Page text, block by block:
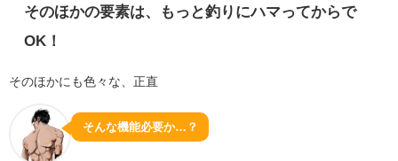
そのほかの要素は、もっと釣りにハマってからで
OK！
そのほかにも色々な、正直
そんな機能必要か…？